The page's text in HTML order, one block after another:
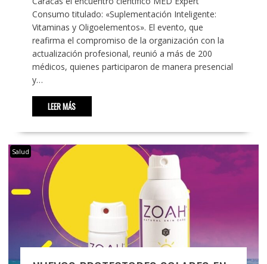
Consumo titulado: «Suplementación Inteligente:
Vitaminas y Oligoelementos». El evento, que
reafirma el compromiso de la organización con la
actualización profesional, reunió a más de 200
médicos, quienes participaron de manera presencial
y…
LEER MÁS
Salud